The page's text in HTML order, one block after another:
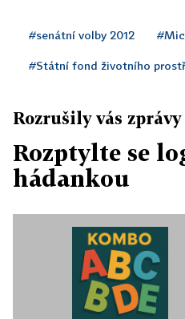
#senátní volby 2012
#Státní fond životního
Rozrušily vás
Rozptylte se
hádankou